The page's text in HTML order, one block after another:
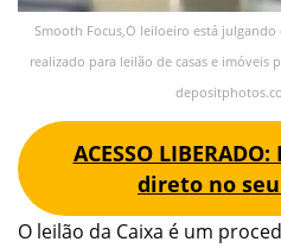
Smooth Focus,O leiloeiro está
realizado para leilão de casas e imóveis
ACESSO
direto no
O leilão da Caixa é um